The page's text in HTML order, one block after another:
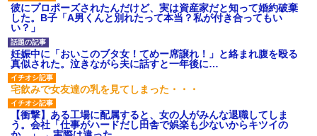
彼にプロポーズされたんだけど、実は資産家だと知って婚約破棄
した。B子「A男くんと別れたって本当？私が付き合ってもい
い？」
妊娠中に「おいこのブタ女！てめー席譲れ！」と絡まれ腹を殴る
真似された。泣きながら夫に話すと一年後に…
宅飲みで女友達の乳を見てしまった・・・
【衝撃】ある工場に配属すると、女の人がみんな退職してしま
う。会社「仕事がハードだし田舎で娯楽も少ないからキツイの